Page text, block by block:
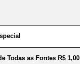
Todas as Fontes R$ 1,00